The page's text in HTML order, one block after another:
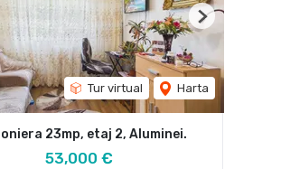
Tur virtual Harta
Next
23mp, etaj 2, Aluminei.
53,000 €